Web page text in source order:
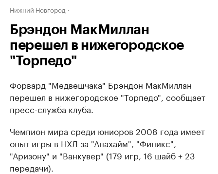
Нижний Новгород
Брэндон МакМиллан
перешел в нижегородское
"Торпедо"
Форвард "Медвешчака" Брэндон МакМиллан ​
перешел в нижегородское "Торпедо", сообщает
пресс-служба клуба.
Чемпион мира среди юниоров 2008 года имеет
опыт игры в НХЛ за "Анахайм", "Финикс",
"Аризону" и "Ванкувер" (179 игр, 16 шайб + 23
передачи).